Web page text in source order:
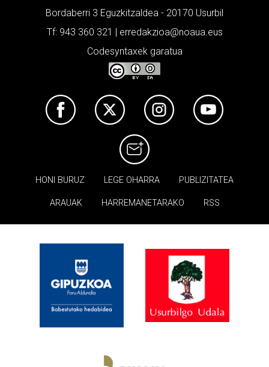
Bordaberri 3 Eguzkitzaldea - 20170 Usurbil
Tf: 943 360 321 | erredakzioa@noaua.eus
Codesyntaxek garatua
HONI BURUZ LEGE OHARRA PUBLIZITATEA
ARAUAK HARREMANETARAKO RSS